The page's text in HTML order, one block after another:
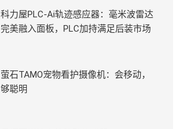
科力屋PLC-Ai轨迹感应器：毫米波雷达
完美融入面板，PLC加持满足后装市场
萤石TAMO宠物看护摄像机：会移动，
够聪明